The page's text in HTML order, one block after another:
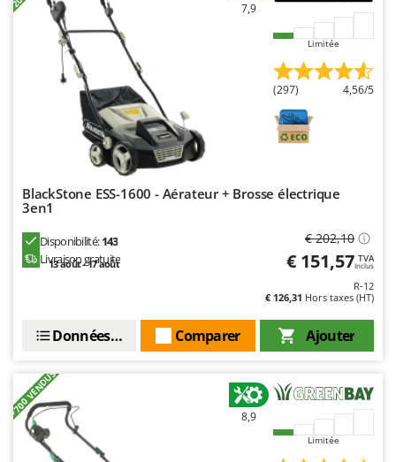
MTD
New O.M.R.A.
Nilfisk
Ninja
Novatec
NuAir
NuovaFac
Olix
Omas
Ompagrill
Ooni
7,9
Limitée
(297) 4,56/5
BlackStone ESS-1600 - Aérateur + Brosse électrique
3en1
Disponibilité:143
Livraison gratuite
13 août - 17 août
€ 202,10
€ 151,57 TVA
Inclus
R-12
€ 126,31 Hors taxes (HT)
Ajouter
Comparer
Données techniques
+700 VENDUS 8,9
Limitée